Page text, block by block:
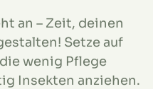
an – Zeit, deinen
Setze auf
wenig Pflege
Insekten anziehen.